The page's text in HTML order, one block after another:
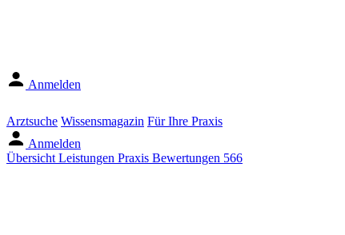
Anmelden
Arztsuche Wissensmagazin Für Ihre Praxis
Anmelden
Übersicht Leistungen Praxis Bewertungen 566